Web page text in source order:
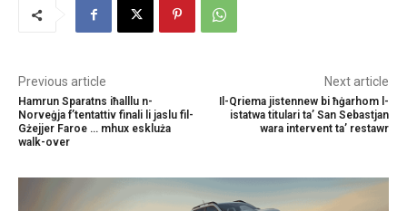
Previous article
Hamrun Sparatns iħalllu n-
Norveġja f’tentattiv finali li jaslu fil-
Gżejjer Faroe … mhux eskluża
walk-over
Next article
Il-Qriema jistennew bi ħġarhom l-
istatwa titulari ta’ San Sebastjan
wara intervent ta’ restawr